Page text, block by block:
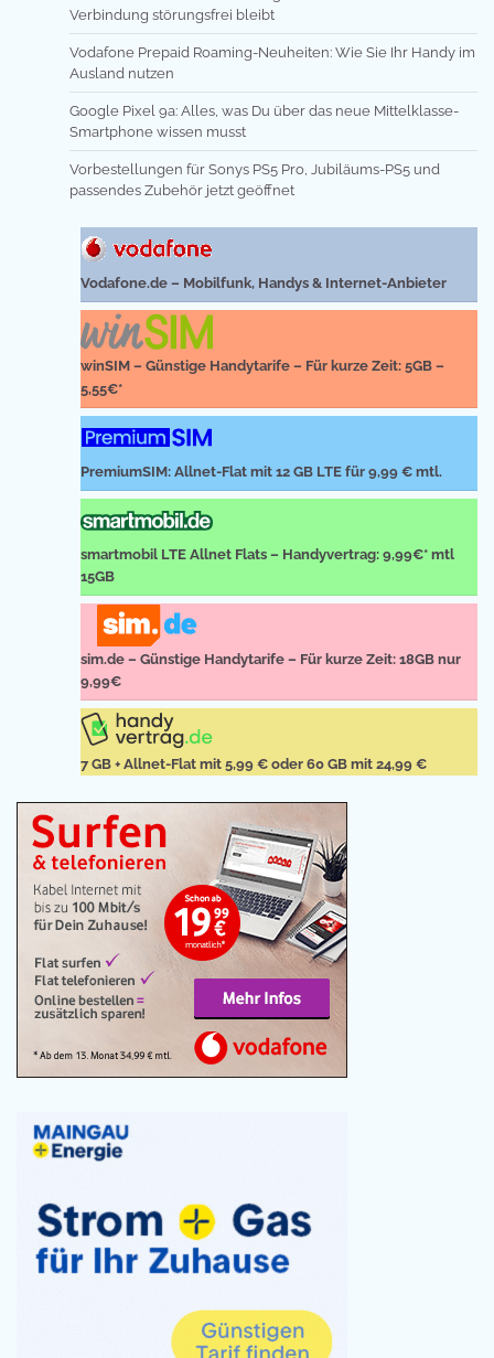
Verbindung störungsfrei bleibt
Vodafone Prepaid Roaming-Neuheiten: Wie Sie Ihr Handy im
Ausland nutzen
Google Pixel 9a: Alles, was Du über das neue Mittelklasse-
Smartphone wissen musst
Vorbestellungen für Sonys PS5 Pro, Jubiläums-PS5 und
passendes Zubehör jetzt geöffnet
Vodafone.de – Mobilfunk, Handys & Internet-Anbieter
winSIM – Günstige Handytarife – Für kurze Zeit: 5GB –
5,55€*
PremiumSIM: Allnet-Flat mit 12 GB LTE für 9,99 € mtl.
smartmobil LTE Allnet Flats – Handyvertrag: 9,99€* mtl
15GB
sim.de – Günstige Handytarife – Für kurze Zeit: 18GB nur
9,99€
7 GB + Allnet-Flat mit 5,99 € oder 60 GB mit 24,99 €